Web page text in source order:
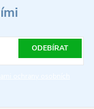
ODEBÍRAT